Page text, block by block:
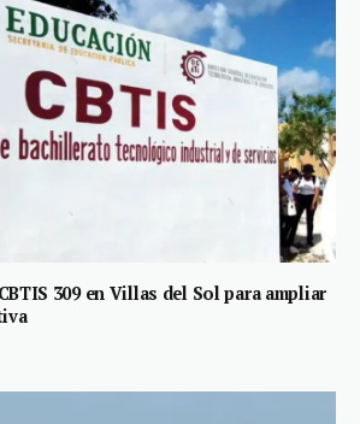
309 en Villas del Sol para ampliar